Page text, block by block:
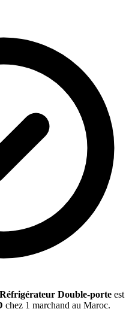
Double-porte est
chez 1 marchand au Maroc.